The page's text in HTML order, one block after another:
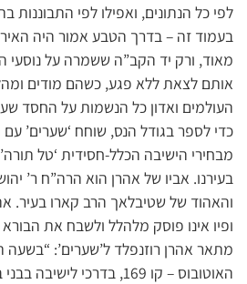
לפי כל הנתונים, ואפילו לפי
בעמוד זה – בדרך הטבע אמור היה
מאוד, ורק יד הקב”ה ששמרה על נוסעי
אותם לצאת ללא פגע, כשהם מודים
העולמים ואדון כל הנשמות על החסד
כדי לספר בגודל הנס, שוחח ‘שערים’
מבחירי הישיבה הכלל-חסידית ‘טל
בעירנו. אביו של אהרן הוא הרה”ח ר’
והאהוד של שטיבלאך הרב קארו בעיר.
ופיו אינו פוסק מלהלל ולשבח את
מתאר אהרן רוזנפלד ל’שערים’: “בשעה
האוטובוס – קו 169, בדרכי